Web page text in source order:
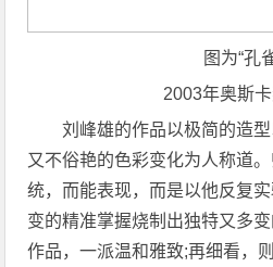
图为“孔雀
2003年奥斯卡
刘峰雄的作品以极简的造
又不俗艳的色彩变化为人称道
统，而能表现，而是以他反复
变的精准掌握烧制出独特又多
作品，一派温和雅致;再细看，